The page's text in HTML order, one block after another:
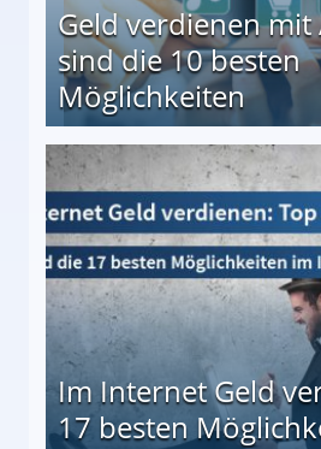
Geld verdienen mit
sind die 10 besten
Möglichkeiten
besten Möglichkeiten
Im Internet Geld
17 besten